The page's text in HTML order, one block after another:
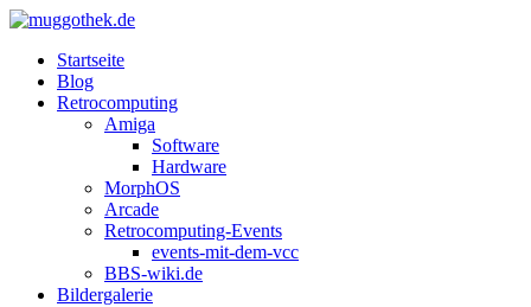
Startseite
Blog
Retrocomputing
Amiga
Software
Hardware
MorphOS
Arcade
Retrocomputing-Events
events-mit-dem-vcc
BBS-wiki.de
Bildergalerie